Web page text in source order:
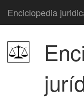
Enciclopedia